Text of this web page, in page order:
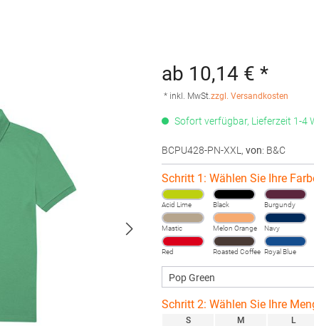
ab 10,14 € *
* inkl. MwSt.zzgl. Versandkosten
Sofort verfügbar, Lieferzeit 1-4
BCPU428-PN-XXL , von: B&C
Schritt 1: Wählen Sie Ihre
Acid Lime Black Burgundy
Mastic Melon Orange Navy
Red Roasted Coffee Royal Blue
Schritt 2: Wählen Sie Ihre
S
M
L